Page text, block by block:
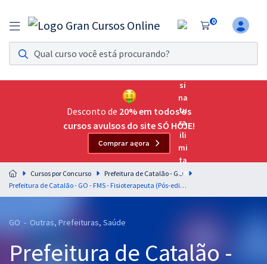
0
Assinatura Ilimitada 11
Acesso a todos os cursos. Teste grátis por 7 dias!
Assinatura OAB Até Passar
Acesso ilimitado a toda preparação para o Exame da
Residências Multiprofissionais
Preparação completa e intensiva para as principais
residências em saúde do Brasil
Cursos 20% OFF
Desconto de 20% em todos os
cursos avulsos do site SÓ HOJE!
Comprar agora
Cursos por Concurso
Prefeitura de Catalão - GO
Prefeitura de Catalão - GO - FMS - Fisioterapeuta (Pós-edital)
GO - Outras, Prefeituras, Saúde
Prefeitura de Catalão -